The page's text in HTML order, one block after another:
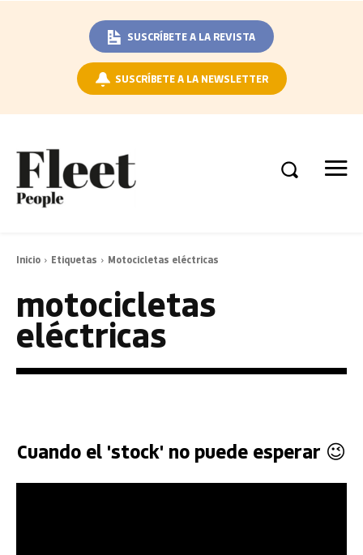
SUSCRÍBETE A LA REVISTA
SUSCRÍBETE A LA NEWSLETTER
Inicio Etiquetas Motocicletas eléctricas
motocicletas
eléctricas
Cuando el 'stock' no puede esperar 😉